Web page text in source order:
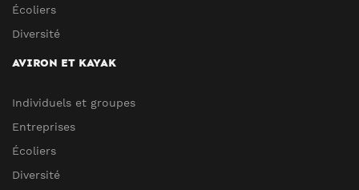
Écoliers
Diversité
AVIRON ET KAYAK
Individuels et groupes
Entreprises
Écoliers
Diversité